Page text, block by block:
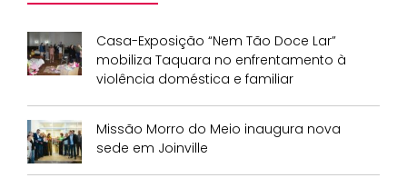
Casa-Exposição “Nem Tão Doce Lar”
mobiliza Taquara no enfrentamento à
violência doméstica e familiar
Missão Morro do Meio inaugura nova
sede em Joinville